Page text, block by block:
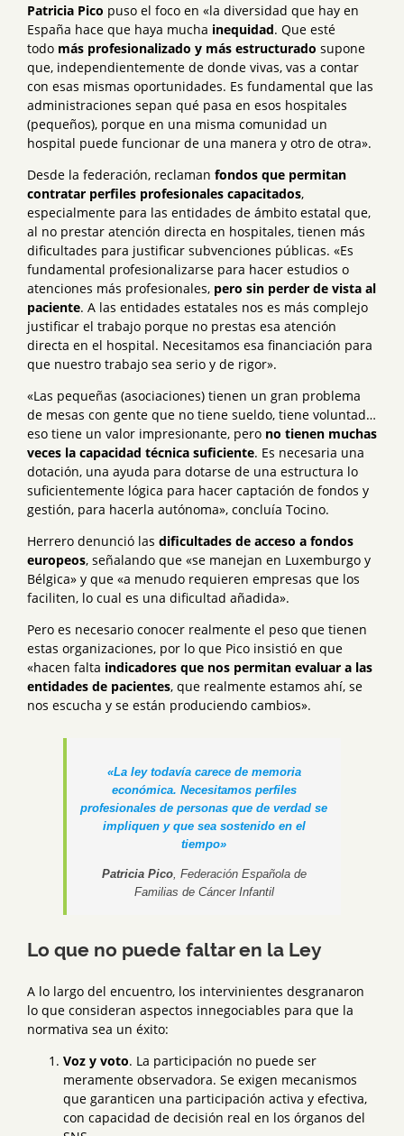
Patricia Pico puso el foco en «la diversidad que hay en
España hace que haya mucha inequidad. Que esté
todo más profesionalizado y más estructurado supone
que, independientemente de donde vivas, vas a contar
con esas mismas oportunidades. Es fundamental que las
administraciones sepan qué pasa en esos hospitales
(pequeños), porque en una misma comunidad un
hospital puede funcionar de una manera y otro de otra».
Desde la federación, reclaman fondos que permitan
contratar perfiles profesionales capacitados,
especialmente para las entidades de ámbito estatal que,
al no prestar atención directa en hospitales, tienen más
dificultades para justificar subvenciones públicas. «Es
fundamental profesionalizarse para hacer estudios o
atenciones más profesionales, pero sin perder de vista al
paciente. A las entidades estatales nos es más complejo
justificar el trabajo porque no prestas esa atención
directa en el hospital. Necesitamos esa financiación para
que nuestro trabajo sea serio y de rigor».
«Las pequeñas (asociaciones) tienen un gran problema
de mesas con gente que no tiene sueldo, tiene voluntad…
eso tiene un valor impresionante, pero no tienen muchas
veces la capacidad técnica suficiente. Es necesaria una
dotación, una ayuda para dotarse de una estructura lo
suficientemente lógica para hacer captación de fondos y
gestión, para hacerla autónoma», concluía Tocino.
Herrero denunció las dificultades de acceso a fondos
europeos, señalando que «se manejan en Luxemburgo y
Bélgica» y que «a menudo requieren empresas que los
faciliten, lo cual es una dificultad añadida».
Pero es necesario conocer realmente el peso que tienen
estas organizaciones, por lo que Pico insistió en que
«hacen falta indicadores que nos permitan evaluar a las
entidades de pacientes, que realmente estamos ahí, se
nos escucha y se están produciendo cambios».
«La ley todavía carece de memoria
económica. Necesitamos perfiles
profesionales de personas que de verdad se
impliquen y que sea sostenido en el
tiempo»
Patricia Pico, Federación Española de
Familias de Cáncer Infantil
Lo que no puede faltar en la Ley
A lo largo del encuentro, los intervinientes desgranaron
lo que consideran aspectos innegociables para que la
normativa sea un éxito:
Voz y voto. La participación no puede ser
meramente observadora. Se exigen mecanismos
que garanticen una participación activa y efectiva,
con capacidad de decisión real en los órganos del